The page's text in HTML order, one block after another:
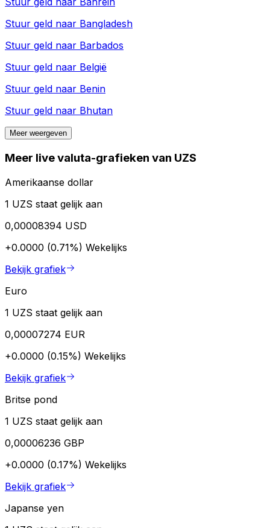
Stuur geld naar Bangladesh
Stuur geld naar Barbados
Stuur geld naar België
Stuur geld naar Benin
Stuur geld naar Bhutan
Meer weergeven
Meer live valuta-grafieken van UZS
Amerikaanse dollar
1 UZS staat gelijk aan
0,00008394 USD
+0.0000 (0.71%) Wekelijks
Bekijk grafiek
Euro
1 UZS staat gelijk aan
0,00007274 EUR
+0.0000 (0.15%) Wekelijks
Bekijk grafiek
Britse pond
1 UZS staat gelijk aan
0,00006236 GBP
+0.0000 (0.17%) Wekelijks
Bekijk grafiek
Japanse yen